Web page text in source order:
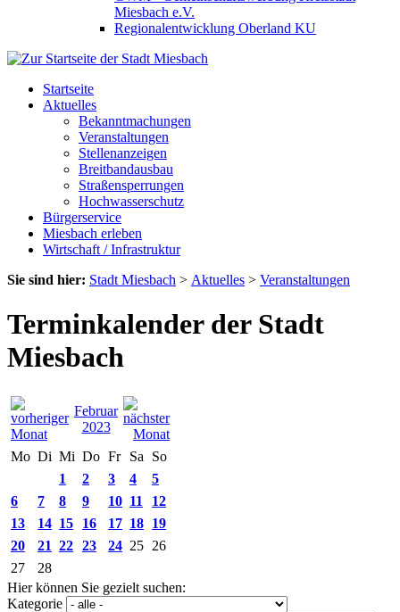
Miesbach e.V.
Regionalentwicklung Oberland KU
Startseite
Aktuelles
Bekanntmachungen
Veranstaltungen
Stellenanzeigen
Breitbandausbau
Straßensperrungen
Hochwasserschutz
Bürgerservice
Miesbach erleben
Wirtschaft / Infrastruktur
Sie sind hier: Stadt Miesbach > Aktuelles > Veranstaltungen
Terminkalender der Stadt
Miesbach
Februar
2023
Mo Di Mi Do Fr Sa
So
1
2 3 4
5
6
7 8 9 10 11
12
13
14 15 16 17 18 19
20
21 22 23 24 25 26
27
28
Hier können Sie gezielt suchen:
Kategorie